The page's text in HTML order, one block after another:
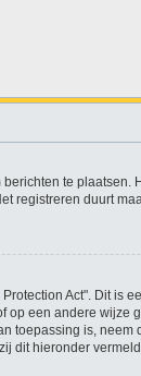
te
registreren duurt
Act". Dit
op een andere
toepassing is,
dit hieronder